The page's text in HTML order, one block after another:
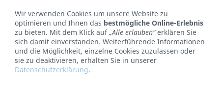
Aquadopp Profiler
Wir verwenden Cookies um unsere Website zu
optimieren und Ihnen das bestmögliche Online-Erlebnis
zu bieten. Mit dem Klick auf„Alle erlauben“erklären Sie
sich damit einverstanden. Weiterführende Informationen
und die Möglichkeit, einzelne Cookies zuzulassen oder
sie zu deaktivieren, erhalten Sie in unserer
Datenschutzerklärung.